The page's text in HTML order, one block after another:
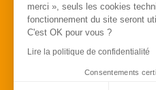
merci », seuls les cookies
fonctionnement du site seront
C'est OK pour vous ?
Lire la politique de confidentialité
Consentements